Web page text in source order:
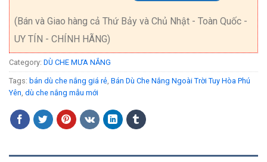
(Bán và Giao hàng cả Thứ Bảy và Chủ Nhật - Toàn Quốc -
UY TÍN - CHÍNH HÃNG)
Category: DÙ CHE MƯA NẮNG
Tags: bán dù che nắng giá rẻ, Bán Dù Che Nắng Ngoài Trời Tuy Hòa Phú
Yên, dù che nắng mẫu mới